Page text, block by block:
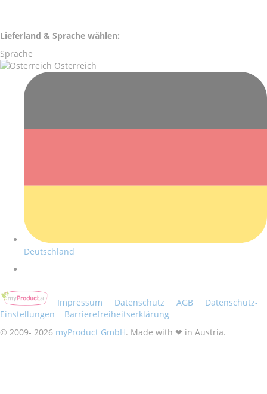
Lieferland & Sprache wählen:
Sprache
Österreich
Deutschland
Impressum Datenschutz AGB
Datenschutz-
Einstellungen
Barrierefreiheitserklärung
© 2009- 2026 myProduct GmbH. Made with ❤ in Austria.